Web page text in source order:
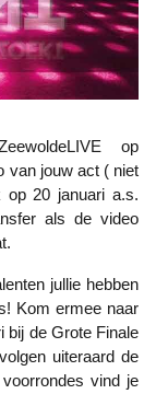
op
van jouw act ( niet
op 20 januari a.s.
als de video
Kom ermee naar
bij de Grote Finale
uiteraard de
vind je